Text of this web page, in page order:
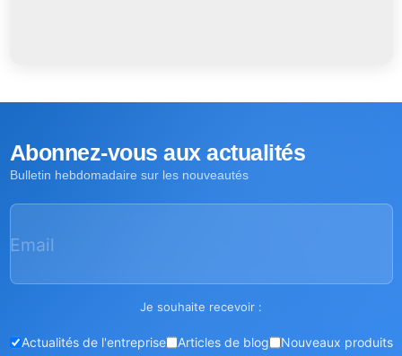
Abonnez-vous aux actualités
Bulletin hebdomadaire sur les nouveautés
Email
Je souhaite recevoir :
Actualités de l'entreprise Articles de blog Nouveaux produits